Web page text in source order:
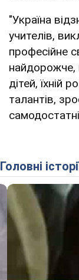
"Україна
учителів,
професійне
найдорожче,
дітей, їхній
талантів,
Головні